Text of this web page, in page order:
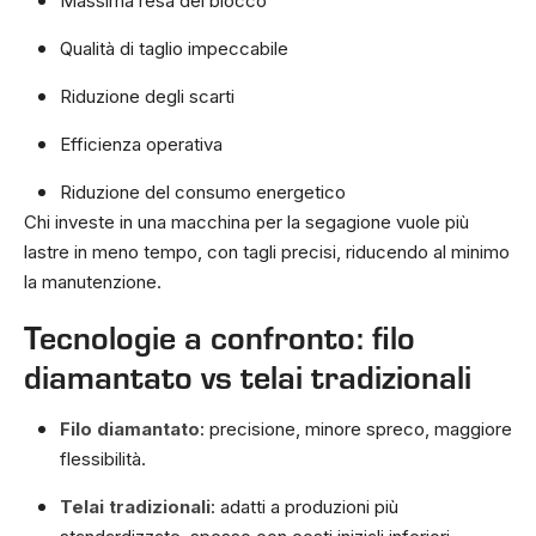
Qualità di taglio impeccabile
Riduzione degli scarti
Efficienza operativa
Riduzione del consumo energetico
Chi investe in una macchina per la segagione vuole più
lastre in meno tempo, con tagli precisi, riducendo al minimo
la manutenzione.
Tecnologie a confronto: filo
diamantato vs telai tradizionali
Filo diamantato: precisione, minore spreco, maggiore
flessibilità.
Telai tradizionali: adatti a produzioni più